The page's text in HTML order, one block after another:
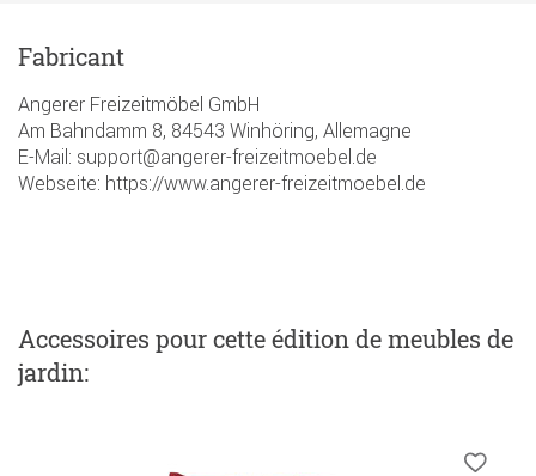
Fabricant
Angerer Freizeitmöbel GmbH
Am Bahndamm 8, 84543 Winhöring, Allemagne
E-Mail: support@angerer-freizeitmoebel.de
Webseite: https://www.angerer-freizeitmoebel.de
Accessoires pour cette édition de meubles de
jardin: